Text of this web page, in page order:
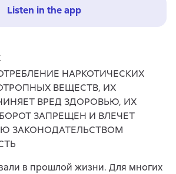
Listen in the app
НАРКОТИЧЕСКИХ
ВЕЩЕСТВ, ИХ
ВРЕД ЗДОРОВЬЮ, ИХ
ЗАПРЕЩЕН И ВЛЕЧЕТ
ЗАКОНОДАТЕЛЬСТВОМ
в прошлой жизни. Для многих